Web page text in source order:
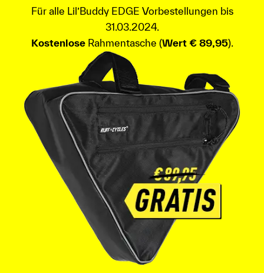
Für alle Lil’Buddy EDGE Vorbestellungen bis
31.03.2024.
KostenloseRahmentasche (Wert € 89,95).